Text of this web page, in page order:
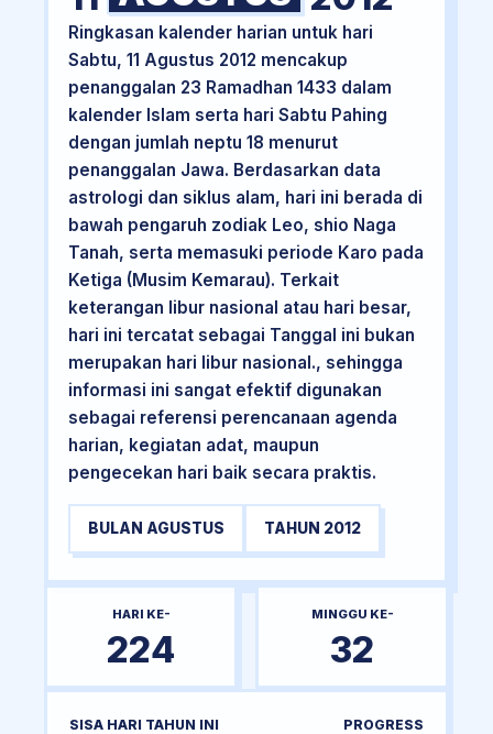
Ringkasan kalender harian untuk hari
Sabtu, 11 Agustus 2012 mencakup
penanggalan 23 Ramadhan 1433 dalam
kalender Islam serta hari Sabtu Pahing
dengan jumlah neptu 18 menurut
penanggalan Jawa. Berdasarkan data
astrologi dan siklus alam, hari ini berada di
bawah pengaruh zodiak Leo, shio Naga
Tanah, serta memasuki periode Karo pada
Ketiga (Musim Kemarau). Terkait
keterangan libur nasional atau hari besar,
hari ini tercatat sebagai Tanggal ini bukan
merupakan hari libur nasional., sehingga
informasi ini sangat efektif digunakan
sebagai referensi perencanaan agenda
harian, kegiatan adat, maupun
pengecekan hari baik secara praktis.
BULAN AGUSTUS TAHUN 2012
HARI KE-
224
MINGGU KE-
32
SISA HARI TAHUN INI PROGRESS